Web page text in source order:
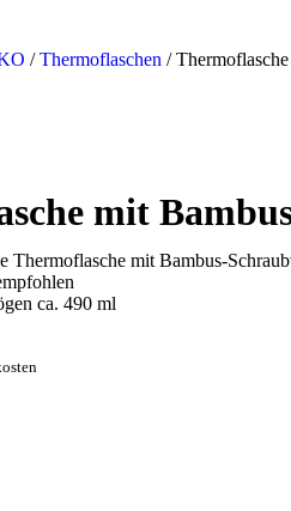
/Thermoflaschen /
mit
Thermoflasche mit Bambus-
ca. 490 ml